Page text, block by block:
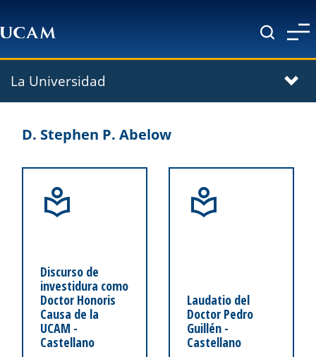
La Universidad
D. Stephen P. Abelow
Discurso de
investidura como
Doctor Honoris
Causa de la
UCAM -
Castellano
Laudatio del
Doctor Pedro
Guillén -
Castellano